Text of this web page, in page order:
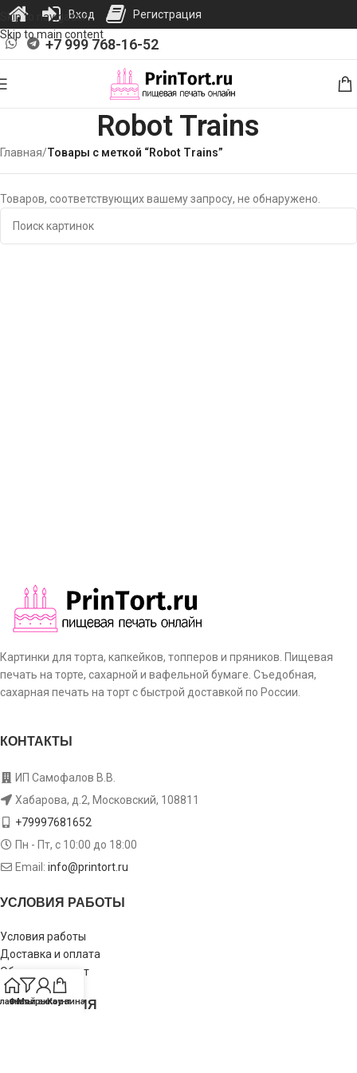
Skip to navigation
Skip to main content
+7 999 768-16-52
Robot Trains
Главная/Товары с меткой “Robot Trains”
Товаров, соответствующих вашему запросу, не обнаружено.
Картинки для торта, капкейков, топперов и пряников. Пищевая
печать на торте, сахарной и вафельной бумаге. Съедобная,
сахарная печать на торт с быстрой доставкой по России.
КОНТАКТЫ
ИП Самофалов В.В.
Хабарова, д.2, Московский, 108811
+79997681652
Пн - Пт, с 10:00 до 18:00
Email: info@printort.ru
УСЛОВИЯ РАБОТЫ
Условия работы
Доставка и оплата
Обмен и возврат
ИНФОРМАЦИЯ
Фильтры
Мой аккаунт
Корзина
Вход Регистрация